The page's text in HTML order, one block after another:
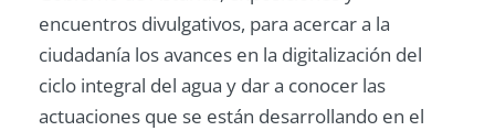
encuentros divulgativos, para acercar a la
ciudadanía los avances en la digitalización del
ciclo integral del agua y dar a conocer las
actuaciones que se están desarrollando en el